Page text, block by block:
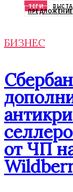
ТЕГИ
ПРЕДЛОЖЕНИЕ
БИЗНЕС
от ЧП